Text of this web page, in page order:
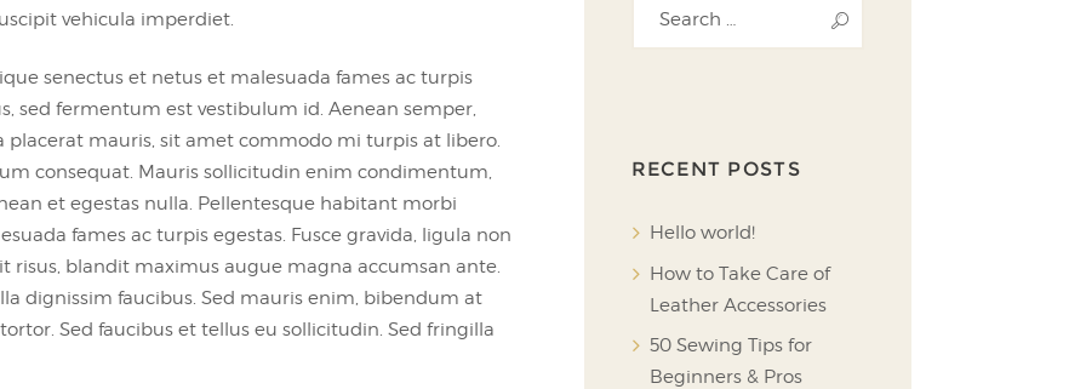
vehicula imperdiet.
senectus et netus et malesuada fames ac turpis
sed fermentum est vestibulum id. Aenean semper,
placerat mauris, sit amet commodo mi turpis at libero.
consequat. Mauris sollicitudin enim condimentum,
et egestas nulla. Pellentesque habitant morbi
fames ac turpis egestas. Fusce gravida, ligula non
risus, blandit maximus augue magna accumsan ante.
dignissim faucibus. Sed mauris enim, bibendum at
Sed faucibus et tellus eu sollicitudin. Sed fringilla
RECENT POSTS
Hello world!
How to Take Care of
Leather Accessories
50 Sewing Tips for
Beginners & Pros